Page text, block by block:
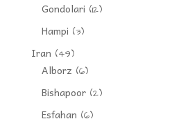
Gondolari (12)
Hampi (3)
Iran (49)
Alborz (6)
Bishapoor(2)
Esfahan (6)